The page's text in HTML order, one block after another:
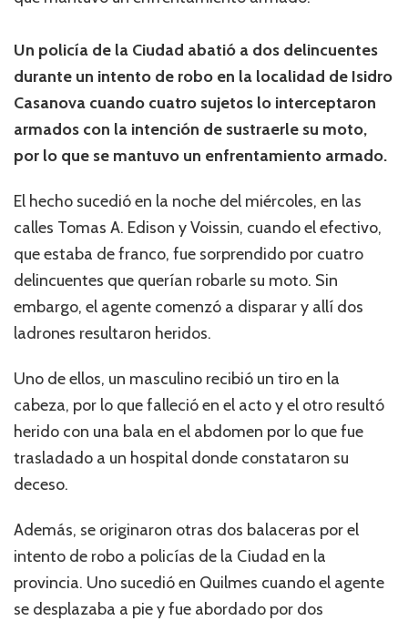
Un policía de la Ciudad abatió a dos delincuentes
durante un intento de robo en la localidad de Isidro
Casanova cuando cuatro sujetos lo interceptaron
armados con la intención de sustraerle su moto,
por lo que se mantuvo un enfrentamiento armado.
El hecho sucedió en la noche del miércoles, en las
calles Tomas A. Edison y Voissin, cuando el efectivo,
que estaba de franco, fue sorprendido por cuatro
delincuentes que querían robarle su moto. Sin
embargo, el agente comenzó a disparar y allí dos
ladrones resultaron heridos.
Uno de ellos, un masculino recibió un tiro en la
cabeza, por lo que falleció en el acto y el otro resultó
herido con una bala en el abdomen por lo que fue
trasladado a un hospital donde constataron su
deceso.
Además, se originaron otras dos balaceras por el
intento de robo a policías de la Ciudad en la
provincia. Uno sucedió en Quilmes cuando el agente
se desplazaba a pie y fue abordado por dos